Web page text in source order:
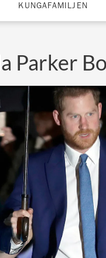
KUNGAFAMILJEN
Parker